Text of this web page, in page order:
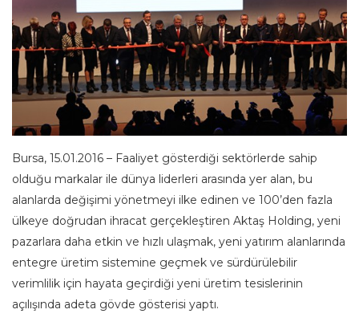
Bursa, 15.01.2016 – Faaliyet gösterdiği sektörlerde sahip
olduğu markalar ile dünya liderleri arasında yer alan, bu
alanlarda değişimi yönetmeyi ilke edinen ve 100’den fazla
ülkeye doğrudan ihracat gerçekleştiren Aktaş Holding, yeni
pazarlara daha etkin ve hızlı ulaşmak, yeni yatırım alanlarında
entegre üretim sistemine geçmek ve sürdürülebilir
verimlilik için hayata geçirdiği yeni üretim tesislerinin
açılışında adeta gövde gösterisi yaptı.